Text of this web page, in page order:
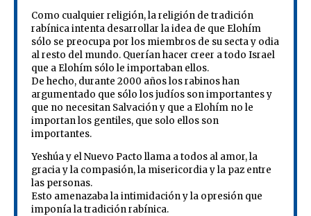
Como cualquier religión, la religión de tradición
rabínica intenta desarrollar la idea de que Elohím
sólo se preocupa por los miembros de su secta y odia
al resto del mundo. Querían hacer creer a todo Israel
que a Elohím sólo le importaban ellos.
De hecho, durante 2000 años los rabinos han
argumentado que sólo los judíos son importantes y
que no necesitan Salvación y que a Elohím no le
importan los gentiles, que solo ellos son
importantes.
Yeshúa y el Nuevo Pacto llama a todos al amor, la
gracia y la compasión, la misericordia y la paz entre
las personas.
Esto amenazaba la intimidación y la opresión que
imponía la tradición rabínica.